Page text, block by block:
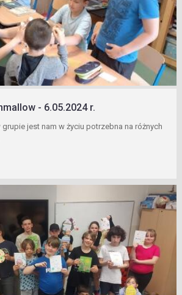
- 6.05.2024 r.
jest nam w życiu potrzebna na różnych